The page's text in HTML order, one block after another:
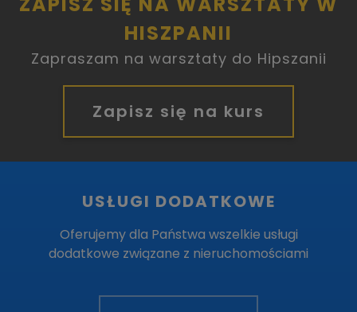
HISZPANII
Zapraszam na warsztaty do Hipszanii
Zapisz się na kurs
USŁUGI DODATKOWE
Oferujemy dla Państwa wszelkie usługi
dodatkowe związane z nieruchomościami